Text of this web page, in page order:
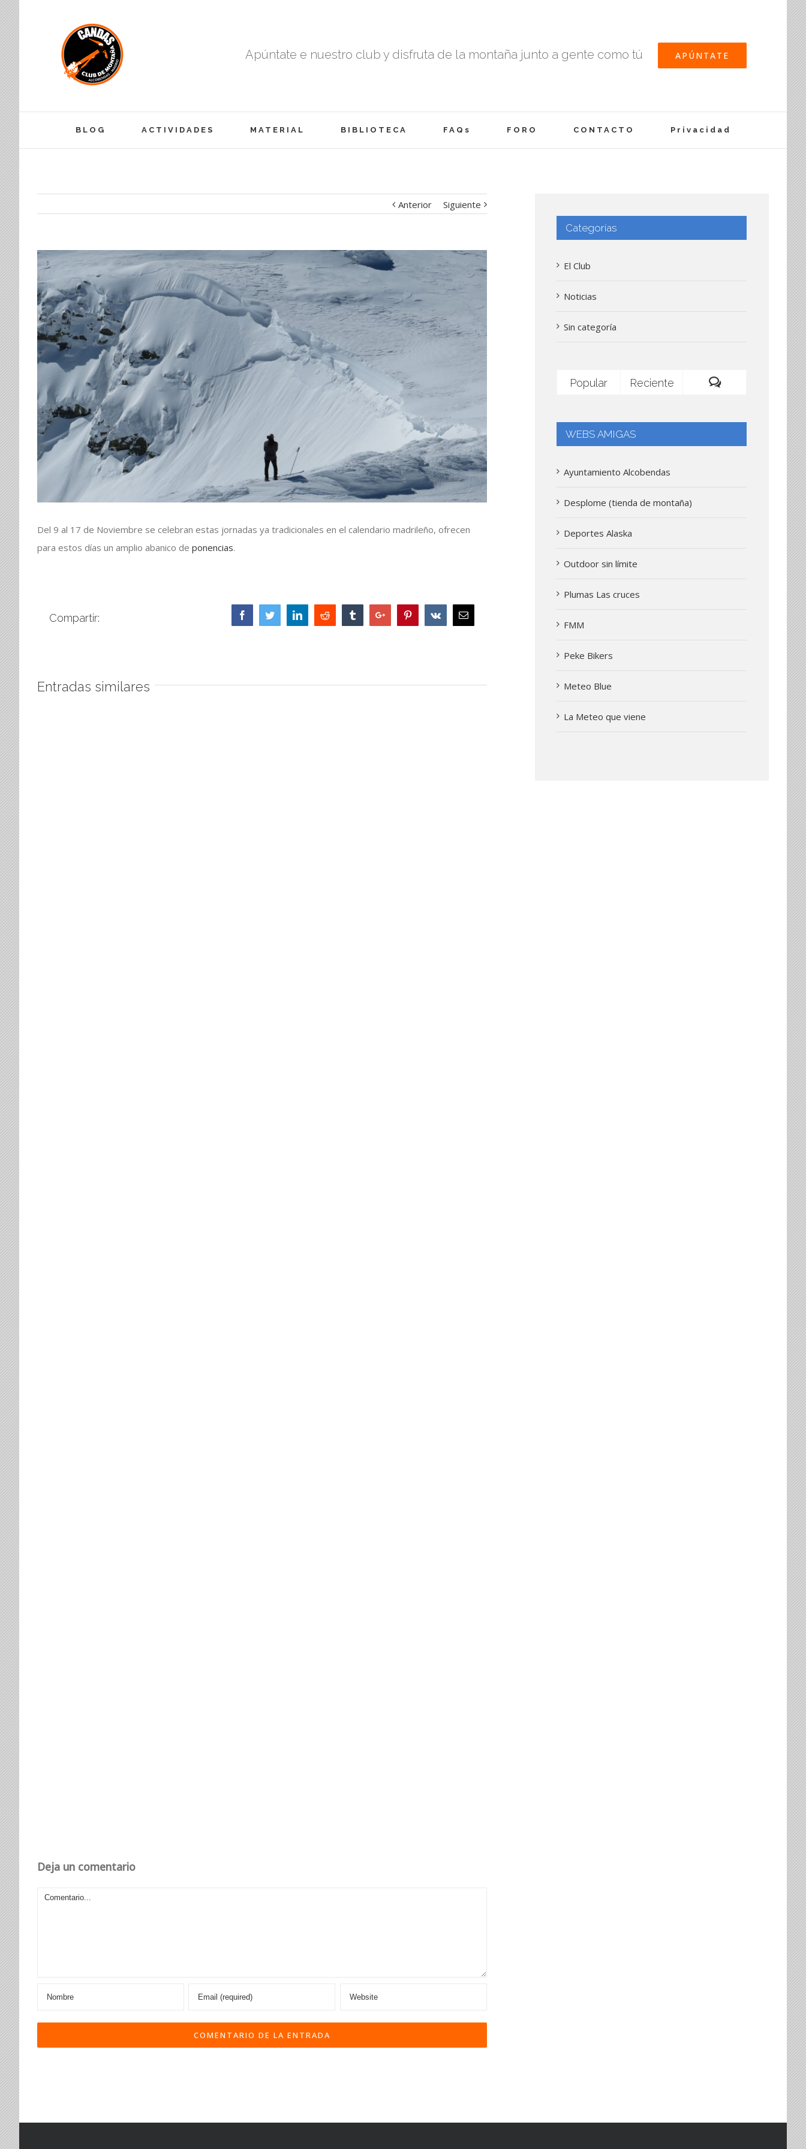
Apúntate e nuestro club y disfruta de la montaña junto a gente como tú APÚNTATE
BLOG ACTIVIDADES MATERIAL BIBLIOTECA FAQs FORO CONTACTO Privacidad
Anterior Siguiente
View
Larger
Image
Del 9 al 17 de Noviembre se celebran estas jornadas ya tradicionales en el calendario madrileño, ofrecen
para estos días un amplio abanico de ponencias.
Compartir: FacebookTwitterLinkedinReddit TumblrGoogle+ PinterestVk Email
Entradas similares
Deja un comentario
Comentario
Categorías
El Club
Noticias
Sin categoría
Popular
Reciente
WEBS AMIGAS
Ayuntamiento Alcobendas
Desplome (tienda de montaña)
Deportes Alaska
Outdoor sin límite
Plumas Las cruces
FMM
Peke Bikers
Meteo Blue
La Meteo que viene